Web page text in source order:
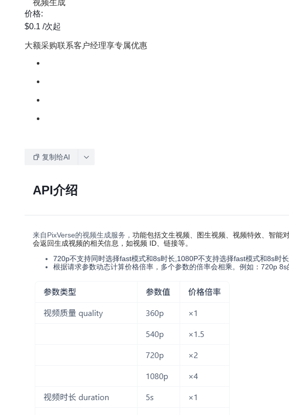
视频生成
价格:
$0.1 /次起
大额采购联系客户经理享专属优惠
复制给AI
API介绍
来自PixVerse的视频生成服务， 功能包括文生视频、图生视频、视频特效、智能
会返回生成视频的相关信息，如视频 ID、链接等。
720p不支持同时选择fast模式和8s时长,1080P不支持选择fast模式和8s时长
根据请求参数动态计算价格倍率，多个参数的倍率会相乘。例如：720p